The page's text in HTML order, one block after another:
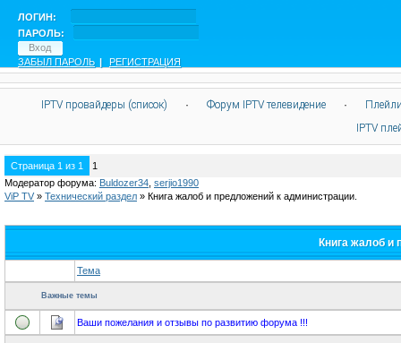
ЛОГИН:
ПАРОЛЬ:
ЗАБЫЛ ПАРОЛЬ | РЕГИСТРАЦИЯ
IPTV провайдеры (список) · Форум IPTV телевидение ·
IPTV
Страница 1 из 1
1
Модератор форума: Buldozer34 serjio1990
ViP TV » Технический раздел » Книга жалоб и предложений к администрации.
Книга жалоб и
Тема
Важные темы
Ваши пожелания и отзывы по развитию форума !!!